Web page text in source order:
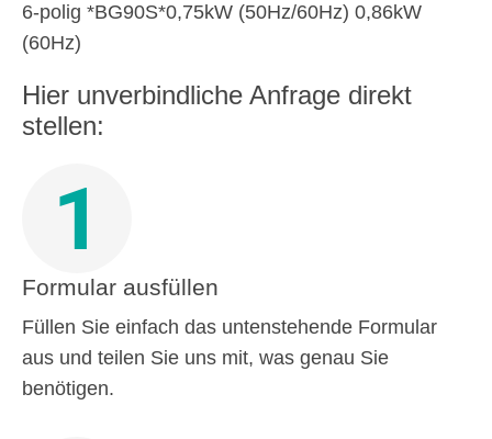
6-polig *BG90S*0,75kW (50Hz/60Hz) 0,86kW
(60Hz)
Hier unverbindliche Anfrage direkt
stellen:
1
Formular ausfüllen
Füllen Sie einfach das untenstehende Formular
aus und teilen Sie uns mit, was genau Sie
benötigen.